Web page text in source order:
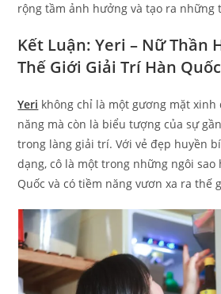
rộng tầm ảnh hưởng và tạo ra những
Kết Luận: Yeri – Nữ Thần
Thế Giới Giải Trí Hàn Quốc
Yeri không chỉ là một gương mặt xinh
năng mà còn là biểu tượng của sự
trong làng giải trí. Với vẻ đẹp huyền
dạng, cô là một trong những ngôi sao
Quốc và có tiềm năng vươn xa ra thế